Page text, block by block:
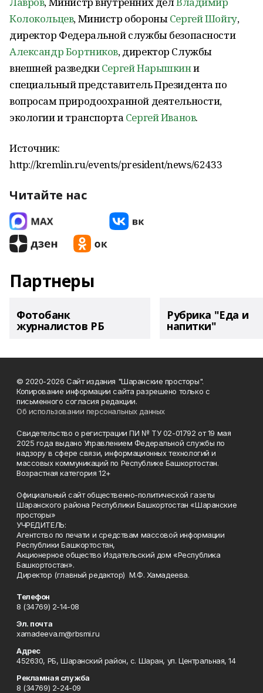
Колокольцев, Министр обороныСергей Шойгу,
директор Федеральной службы безопасности
Александр Бортников, директор Службы
внешней разведкиСергей Нарышкини
специальный представитель Президента по
вопросам природоохранной деятельности,
экологии и транспорта Сергей Иванов.
Источник:
http://kremlin.ru/events/president/news/62433
Читайте нас
Партнеры
Фотобанк
журналистов РБ
Рубрика "Еда и
напитки"
© 2020-2026 Сайт издания "Шаранские просторы".
Копирование информации сайта разрешено только с
письменного согласия редакции.
Об использовании персональных данных
Свидетельство о регистрации ПИ № ТУ 02-01792 от 19 мая
2025 года выдано Управлением Федеральной службы по
надзору в сфере связи, информационных технологий и
массовых коммуникаций по Республике Башкортостан.
Возрастная категория 12+
Официальный сайт общественно-политической газеты
Шаранского района Республики Башкортостан «Шаранские
просторы»
УЧРЕДИТЕЛЬ:
Агентство по печати и средствам массовой информации
Республики Башкортостан,
Акционерное общество Издательский дом «Республика
Башкортостан».
Директор (главный редактор) М.Ф. Хамадеева.
Телефон
8 (34769) 2-14-08
Эл. почта
xamadeeva.m@rbsmi.ru
Адрес
452630, РБ, Шаранский район, с. Шаран, ул. Центральная, 14
Рекламная служба
8 (34769) 2-24-09